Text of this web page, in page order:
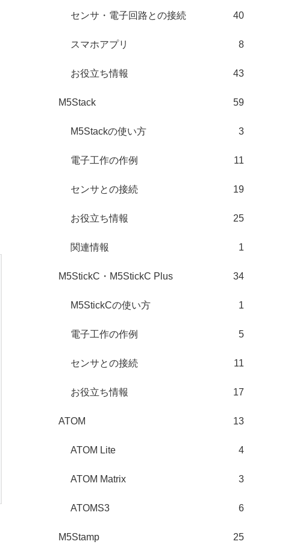
センサ・電子回路との接続 40
スマホアプリ 8
お役立ち情報 43
M5Stack 59
M5Stackの使い方 3
電子工作の作例 11
センサとの接続 19
お役立ち情報 25
関連情報 1
M5StickC・M5StickC Plus 34
M5StickCの使い方 1
電子工作の作例 5
センサとの接続 11
お役立ち情報 17
ATOM 13
ATOM Lite 4
ATOM Matrix 3
ATOMS3 6
M5Stamp 25